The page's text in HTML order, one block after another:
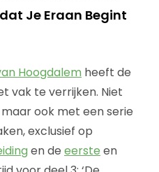
Je Eraan Begint
Hoogdalem heeft de
vak te verrijken. Niet
ook met een serie
exclusief op
en de eerste en